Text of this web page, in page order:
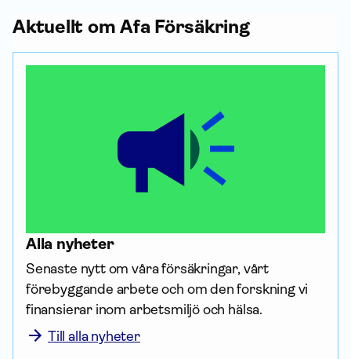
Aktuellt om Afa För­säkring
Alla nyheter
Senaste nytt om våra försäk­ringar, vårt
förebyggande arbete och om den forskning vi
finansierar inom arbetsmiljö och hälsa.
Till alla nyheter